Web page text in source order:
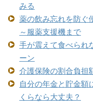
みる
薬の飲み忘れを防ぐ
～服薬支援機まで
手が震えて食べられ
ーン
介護保険の割合負担
自分の年金と貯金
くらなら大丈夫？